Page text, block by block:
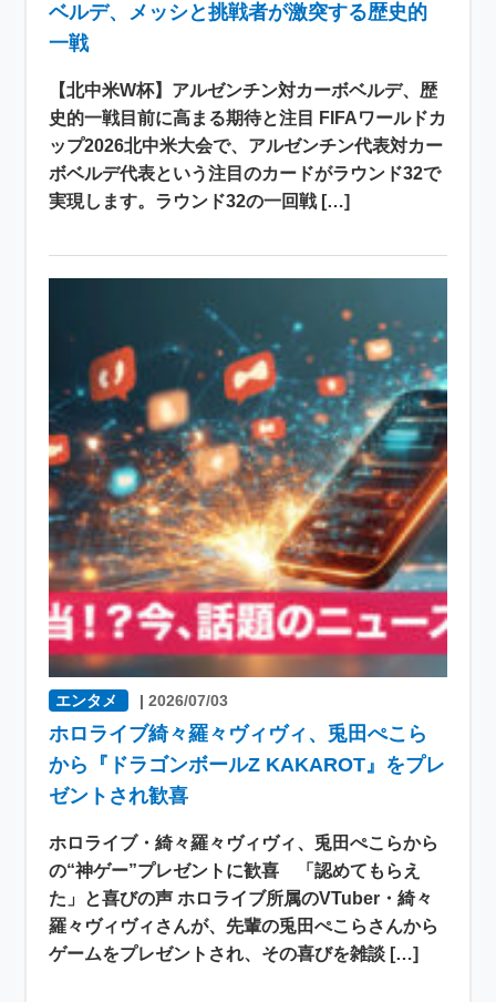
ベルデ、メッシと挑戦者が激突する歴史的
一戦
【北中米W杯】アルゼンチン対カーボベルデ、歴
史的一戦目前に高まる期待と注目 FIFAワールドカ
ップ2026北中米大会で、アルゼンチン代表対カー
ボベルデ代表という注目のカードがラウンド32で
実現します。ラウンド32の一回戦 […]
エンタメ |2026/07/03
ホロライブ綺々羅々ヴィヴィ、兎田ぺこら
から『ドラゴンボールZ KAKAROT』をプレ
ゼントされ歓喜
ホロライブ・綺々羅々ヴィヴィ、兎田ぺこらから
の“神ゲー”プレゼントに歓喜 「認めてもらえ
た」と喜びの声 ホロライブ所属のVTuber・綺々
羅々ヴィヴィさんが、先輩の兎田ぺこらさんから
ゲームをプレゼントされ、その喜びを雑談 […]